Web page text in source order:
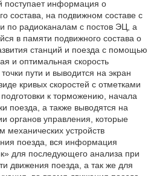
поступает информация о
состава, на подвижном составе с
по радиоканалам с постов ЭЦ, а
в памяти подвижного состава о
станций и поезда с помощью
и оптимальная скорость
пути и выводится на экран
кривых скоростей с отметками
к торможению, начала
поезда, а также выводятся на
органов управления, которые
механических устройств
поезда, вся информация
для последующего анализа при
движения поезда, а так же для